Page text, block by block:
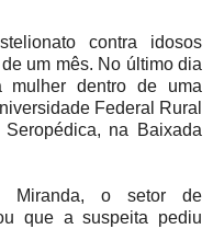
contra idosos
um mês. No último dia
mulher dentro de uma
Federal Rural
na Baixada
Miranda, o setor de
que a suspeita pediu